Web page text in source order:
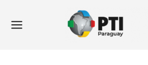
contenido
Menu